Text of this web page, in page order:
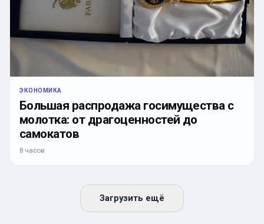
ЭКОНОМИКА
Большая распродажа госимущества с
молотка: от драгоценностей до
самокатов
8 часов
Загрузить ещё